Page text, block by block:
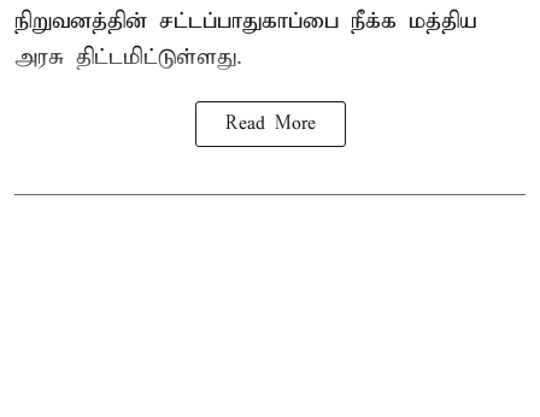
நிறுவனத்தின் சட்டப்பாதுகாப்பை நீக்க மத்திய
அரசு திட்டமிட்டுள்ளது.
Read More